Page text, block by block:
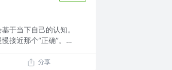
于当下自己的认知。
接近那个“正确”。...
分享